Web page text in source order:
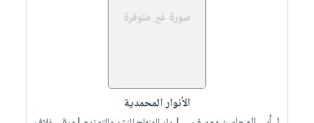
الأنوار المحمدية